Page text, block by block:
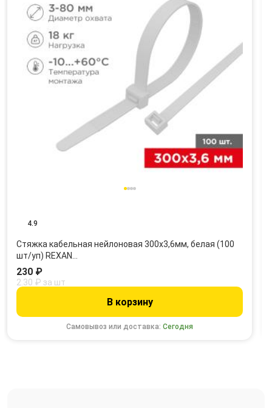
4.9
Стяжка кабельная нейлоновая 300x3,6мм, белая (100
шт/уп) REXAN…
Самовывоз или доставка:Сегодня
230 ₽
2.30 ₽ за шт
В корзину